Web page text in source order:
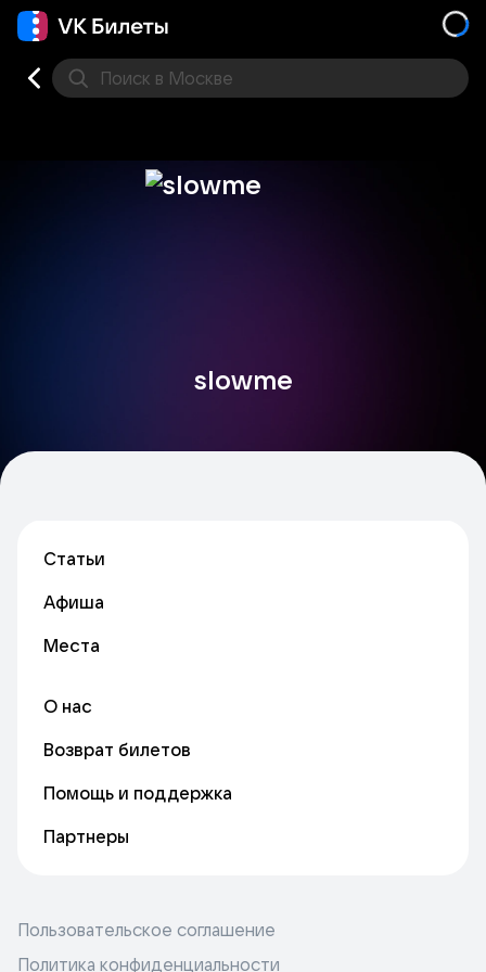
Поиск в Москве
slowme
Статьи
Афиша
Места
О нас
Возврат билетов
Помощь и поддержка
Партнеры
Пользовательское соглашение
Политика конфиденциальности